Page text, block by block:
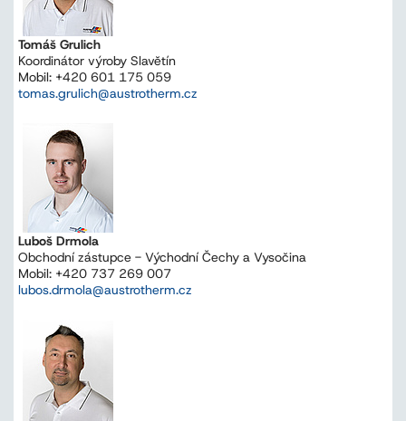
Tomáš Grulich
Koordinátor výroby Slavětín
Mobil: +420 601 175 059
tomas.grulich@austrotherm.cz
Luboš Drmola
Obchodní zástupce - Východní Čechy a Vysočina
Mobil: +420 737 269 007
lubos.drmola@austrotherm.cz